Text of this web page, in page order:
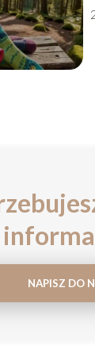
NAPISZ DO